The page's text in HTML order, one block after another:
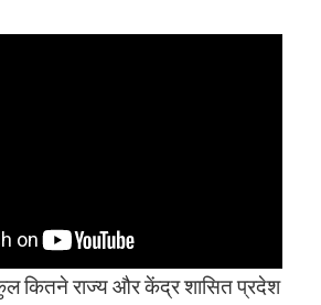
कितने राज्य और केंद्र शासित प्रदेश